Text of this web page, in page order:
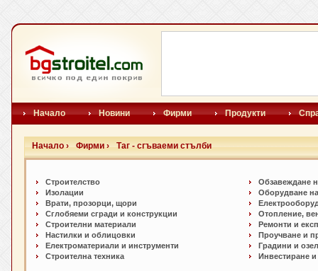
Начало Новини Фирми Продукти
Начало › Фирми › Таг - сгъваеми стълби
Строителство
Изолации
Врати, прозорци, щори
Сглобяеми сгради и конструкции
Строителни материали
Настилки и oблицовки
Електроматериали и инструменти
Строителна техника
Обзавеждане
Оборудване
Отопление,
Ремонти и
Проучване и
Градини и
Инвестиране